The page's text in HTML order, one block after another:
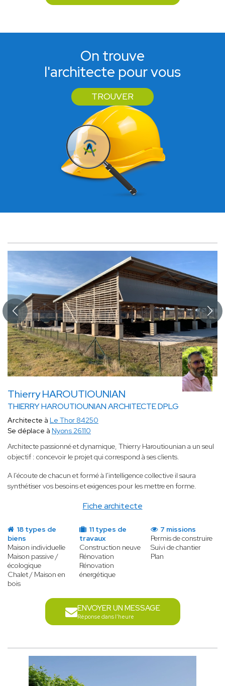
On trouve
l'architecte pour vous
TROUVER
Thierry HAROUTIOUNIAN
THIERRY HAROUTIOUNIAN ARCHITECTE DPLG
Fiche architecte
Architecte à Le Thor 84250
Se déplace à Nyons 26110
Architecte passionné et dynamique, Thierry Haroutiounian a un seul
objectif : concevoir le projet qui correspond à ses clients.
A l'écoute de chacun et formé à l'intelligence collective il saura
synthétiser vos besoins et exigences pour les mettre en forme.
18 types de
biens
Maison individuelle
Maison passive /
écologique
Chalet / Maison en
bois
11 types de
travaux
Construction neuve
Rénovation
Rénovation
énergétique
7 missions
Permis de construire
Suivi de chantier
Plan
ENVOYER UN MESSAGE
Réponse dans l'heure